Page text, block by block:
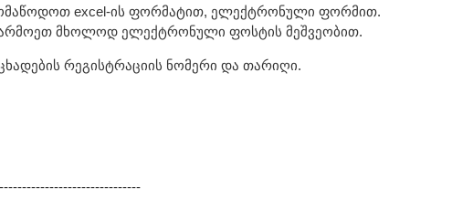
excel-ის ფორმატით, ელექტრონული ფორმით.
მხოლოდ ელექტრონული ფოსტის მეშვეობით.
რეგისტრაციის ნომერი და თარიღი.